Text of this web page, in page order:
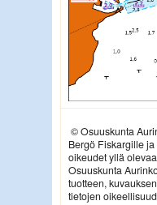
© Osuuskunta
Bergö Fiskargille
oikeudet yllä
Osuuskunta
tuotteen,
tietojen